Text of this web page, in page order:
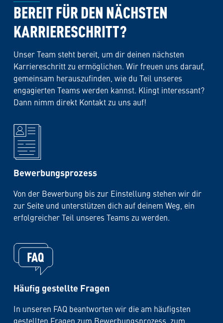
BEREIT FÜR DEN NÄCHSTEN
KARRIERESCHRITT?
Unser Team steht bereit, um dir deinen nächsten
Karriereschritt zu ermöglichen. Wir freuen uns darauf,
gemeinsam herauszufinden, wie du Teil unseres
engagierten Teams werden kannst. Klingt interessant?
Dann nimm direkt Kontakt zu uns auf!
Bewerbungsprozess
Von der Bewerbung bis zur Einstellung stehen wir dir
zur Seite und unterstützen dich auf deinem Weg, ein
erfolgreicher Teil unseres Teams zu werden.
Häufig gestellte Fragen
In unseren FAQ beantworten wir die am häufigsten
gestellten Fragen zum Bewerbungsprozess, zum